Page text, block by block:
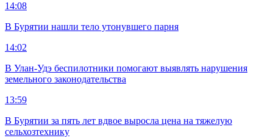
14:08
В Бурятии нашли тело утонувшего парня
14:02
В Улан-Удэ беспилотники помогают выявлять нарушения
земельного законодательства
13:59
В Бурятии за пять лет вдвое выросла цена на тяжелую
сельхозтехнику